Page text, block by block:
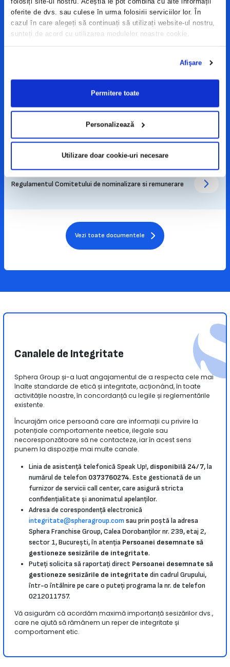
oferite de dvs. sau culese în urma folosirii serviciilor lor. În
cazul în care alegeți să continuați să utilizați website-ul nostru,
sunteți de acord cu utilizarea modulelor noastre cookie.
Afişare
Permitere toate
Personalizează
Utilizare doar cookie-uri necesare
Vezi toate politicile
Act Constitutiv actualizat
Regulamentul Consiliului de Administratie
Regulamentul Comitetului de nominalizare si remunerare
Vezi toate documentele
Canalele de Integritate
Sphera Group și-a luat angajamentul de a respecta cele mai
înalte standarde de etică și integritate, acționând, în toate
activitățile noastre, în concordanță cu legile și reglementările
existente.
Încurajăm orice persoană care are informații cu privire la
potențiale comportamente neetice, ilegale sau
necoresponzătoare să ne contacteze, iar în acest sens
punem la dispoziție mai multe canale.
Linia de asistență telefonică Speak Up!, disponibilă 24/7, la
numărul de telefon 0373760274. Este gestionată de un
furnizor de servicii call center, care asigură stricta
confidențialitate și anonimatul apelanților.
Adresa de corespondență electronică
integritate@spheragroup.comsau prin poștă la adresa
Sphera Franchise Group, Calea Dorobanților nr. 239, etaj 2,
sector 1, București, în atenția Persoanei desemnate să
gestioneze sesizările de integritate.
Puteți solicita să raportați direct Persoanei desemnate să
gestioneze sesizările de integritate din cadrul Grupului,
într-o întâlnire pe care o puteți programa la nr. de telefon
0212011757.
Vă asigurăm că acordăm maximă importanță sesizărilor dvs.,
care ne ajută să rămânem un reper de integritate și
comportament etic.